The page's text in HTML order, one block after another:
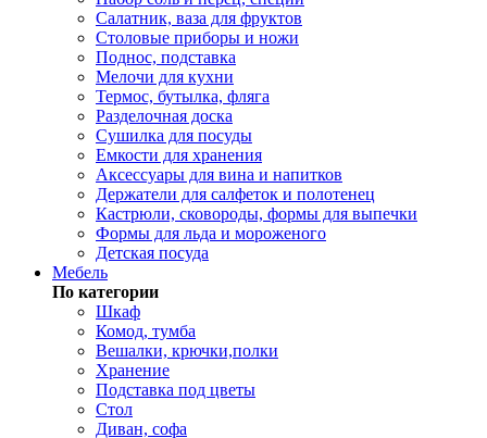
Салатник, ваза для фруктов
Столовые приборы и ножи
Поднос, подставка
Мелочи для кухни
Термос, бутылка, фляга
Разделочная доска
Сушилка для посуды
Емкости для хранения
Аксессуары для вина и напитков
Держатели для салфеток и полотенец
Кастрюли, сковороды, формы для выпечки
Формы для льда и мороженого
Детская посуда
Мебель
По категории
Шкаф
Комод, тумба
Вешалки, крючки,полки
Хранение
Подставка под цветы
Стол
Диван, софа